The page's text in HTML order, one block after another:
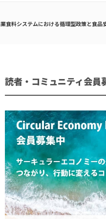
食料システムにおける循環型政策と食品
読者・コミュニティ会員